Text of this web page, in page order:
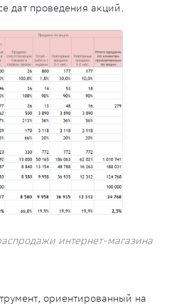
дат проведения акций.
интернет-магазина
ориентированный на